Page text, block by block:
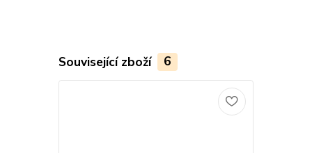
Související zboží 6